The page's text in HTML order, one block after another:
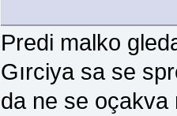
Predi malko
Gırciya sa se
da ne se oçakva